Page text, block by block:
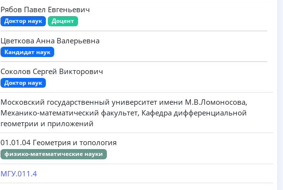
Рябов Павел Евгеньевич
Доктор наук Доцент
Цветкова Анна Валерьевна
Кандидат наук
Соколов Сергей Викторович
Доктор наук
Московский государственный университет имени M.B.Ломоносова,
Механико-математический факультет, Кафедра дифференциальной
геометрии и приложений
01.01.04 Геометрия и топология
физико-математические науки
МГУ.011.4